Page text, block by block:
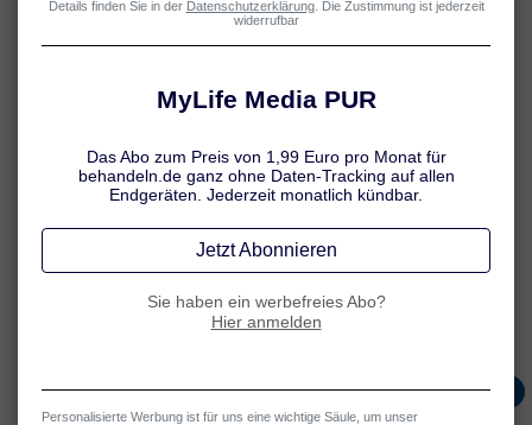
Schlafstörungen. Betroffene können nicht einschlafen, weil ihre
sich Gedanken um ihre private Situation oder überlegen, wie sie am
Schlafstörungen an, kommt oft eine Angst vor den Schlafproblemen
hinzu: „Ich kann bestimmt eh wieder nicht einschlafen“ oder „Was,
wenn ich wieder nur vier Stunden schlafe?“ sind dann typische
Gedanken, die die Betroffenen zusätzlich am Einschlafen hindern.
Doch Schlafstörungen durch Stress geschehen nicht nur im Kopf –
auch der Körper reagiert, während wir unsere Probleme wälzen: Das
Herz rast, wir schwitzen und fühlen uns hellwach. Was passiert da